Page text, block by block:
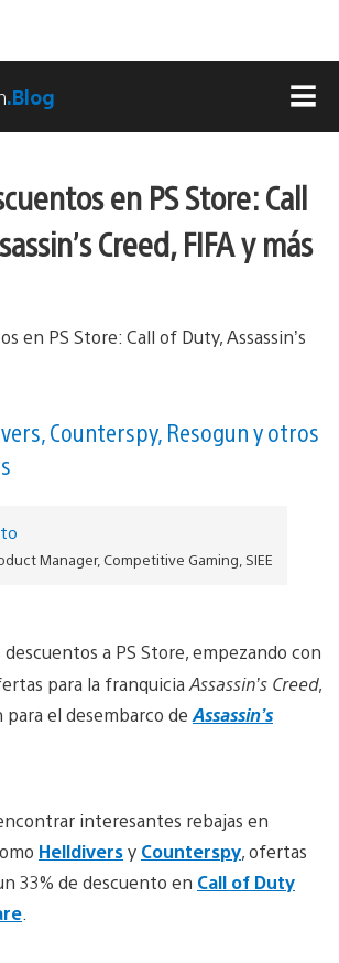
.Blog
en PS Store: Call
Creed, FIFA y más
Counterspy, Resogun y otros
Manager, Competitive Gaming, SIEE
a PS Store, empezando con
para la franquicia Assassin’s Creed,
el desembarco de Assassin’s
interesantes rebajas en
Helldiversy Counterspy, ofertas
33% de descuento en Call of Duty